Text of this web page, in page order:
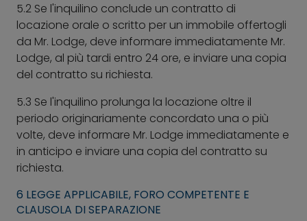
5.2 Se l'inquilino conclude un contratto di
locazione orale o scritto per un immobile offertogli
da Mr. Lodge, deve informare immediatamente Mr.
Lodge, al più tardi entro 24 ore, e inviare una copia
del contratto su richiesta.
5.3 Se l'inquilino prolunga la locazione oltre il
periodo originariamente concordato una o più
volte, deve informare Mr. Lodge immediatamente e
in anticipo e inviare una copia del contratto su
richiesta.
6 LEGGE APPLICABILE, FORO COMPETENTE E
CLAUSOLA DI SEPARAZIONE